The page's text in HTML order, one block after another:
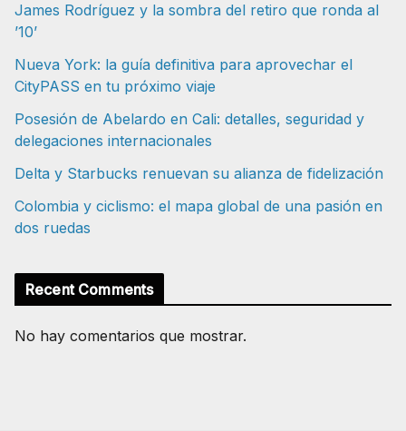
James Rodríguez y la sombra del retiro que ronda al
’10’
Nueva York: la guía definitiva para aprovechar el
CityPASS en tu próximo viaje
Posesión de Abelardo en Cali: detalles, seguridad y
delegaciones internacionales
Delta y Starbucks renuevan su alianza de fidelización
Colombia y ciclismo: el mapa global de una pasión en
dos ruedas
Recent Comments
No hay comentarios que mostrar.